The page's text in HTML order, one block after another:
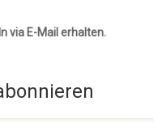
via E-Mail erhalten.